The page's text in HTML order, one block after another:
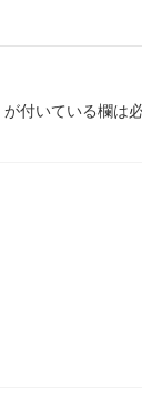
が付いている欄は